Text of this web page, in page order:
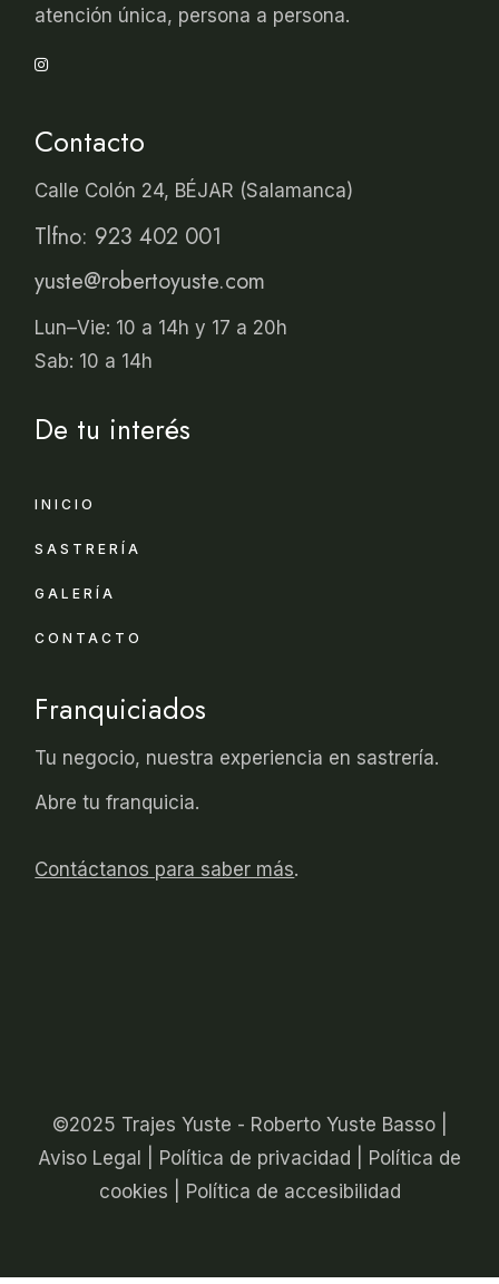
atención única, persona a persona.
Contacto
Calle Colón 24, BÉJAR (Salamanca)
Tlfno: 923 402 001
yuste@robertoyuste.com
Lun–Vie: 10 a 14h y 17 a 20h
Sab: 10 a 14h
De tu interés
INICIO
SASTRERÍA
GALERÍA
CONTACTO
Franquiciados
Tu negocio, nuestra experiencia en sastrería.
Abre tu franquicia.
Contáctanos para saber más.
©2025 Trajes Yuste - Roberto Yuste Basso |
Aviso Legal
Política de privacidad
Política de
cookies
Política de accesibilidad